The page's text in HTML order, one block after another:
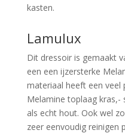
kasten.
Lamulux
Dit dressoir is gemaakt
een een ijzersterke
materiaal heeft een veel
Melamine toplaag
als echt hout. Ook wel
zeer eenvoudig reinigen